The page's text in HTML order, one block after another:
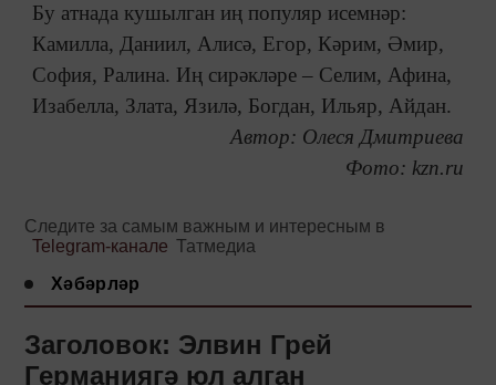
Бу атнада кушылган иң популяр исемнәр:
Камилла, Даниил, Алисә, Егор, Кәрим, Әмир,
София, Ралина. Иң сирәкләре – Селим, Афина,
Изабелла, Злата, Язилә, Богдан, Ильяр, Айдан.
Автор: Олеся Дмитриева
Фото: kzn.ru
Следите за самым важным и интересным в
Telegram-канале Татмедиа
Хәбәрләр
Заголовок: Элвин Грей
Германиягә юл алган